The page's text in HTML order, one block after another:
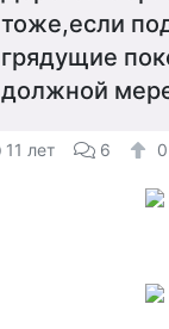
тоже,если
грядущие
должной
11 лет 6 0